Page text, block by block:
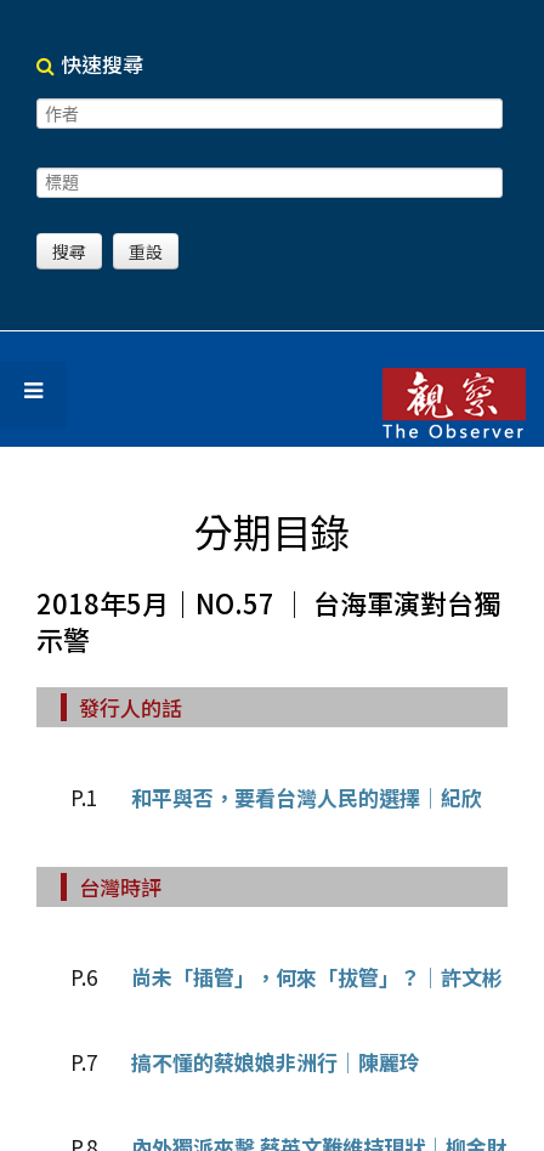
快速搜尋
分期目錄
2018年5月｜NO.57 │ 台海軍演對台獨
示警
發行人的話
P.1 和平與否，要看台灣人民的選擇│紀欣
台灣時評
P.6 尚未「插管」，何來「拔管」？│許文彬
P.7 搞不懂的蔡娘娘非洲行│陳麗玲